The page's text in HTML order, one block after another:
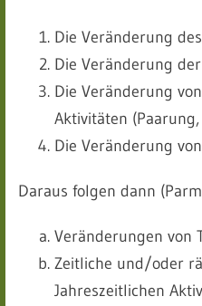
Die Veränderung
Die Veränderung
Die Veränderung
Aktivitäten
Die Veränderung
Daraus folgen dann
Veränderungen von
Zeitliche und/oder
Jahreszeitlichen